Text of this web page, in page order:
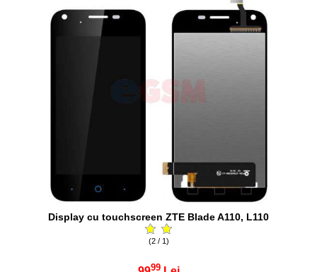
Display cu touchscreen ZTE Blade A110, L110
(2 / 1)
99